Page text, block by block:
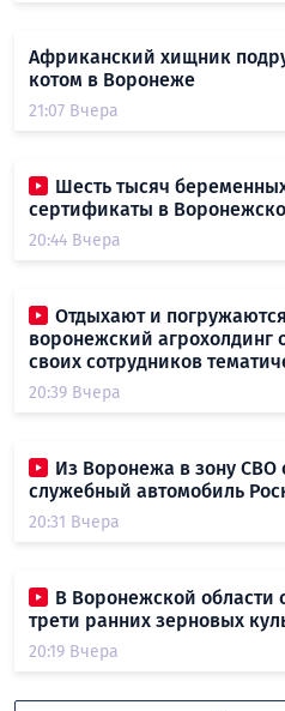
Африканский хищник
котом в Воронеже
21:07 Вчера
Шесть тысяч
сертификаты в
20:44 Вчера
Отдыхают и
воронежский агрохолдинг
своих сотрудников
20:39 Вчера
Из Воронежа в зону
служебный автомобиль
20:31 Вчера
В Воронежской области
трети ранних зерновых
20:19 Вчера